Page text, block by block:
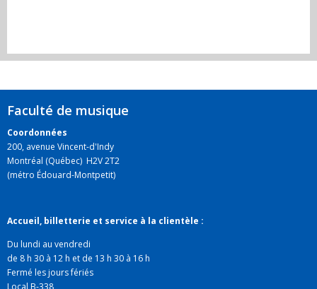
Faculté de musique
Coordonnées
200, avenue Vincent-d'Indy
Montréal (Québec) H2V 2T2
(métro Édouard-Montpetit)
Accueil, billetterie et service à la clientèle :
Du lundi au vendredi
de 8 h 30 à 12 h et de 13 h 30 à 16 h
Fermé les jours fériés
Local B-338